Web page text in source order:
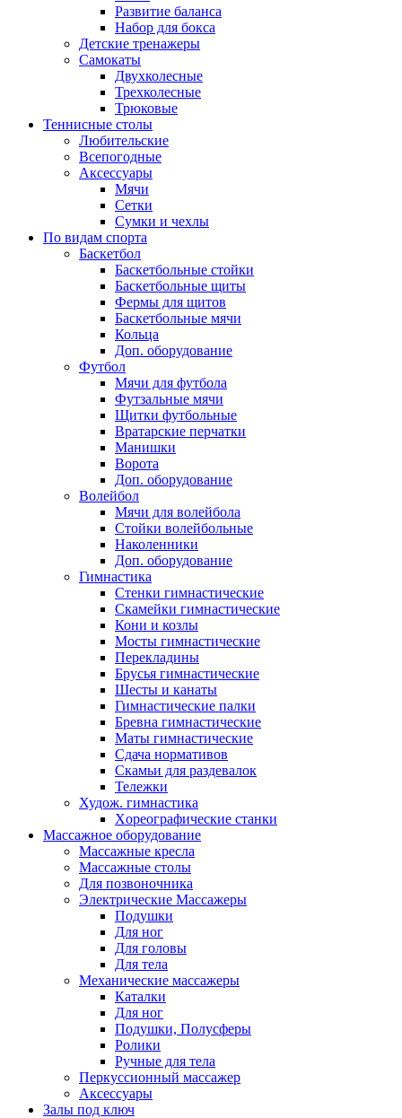
Развитие баланса
Набор для бокса
Детские тренажеры
Самокаты
Двухколесные
Трехколесные
Трюковые
Теннисные столы
Любительские
Всепогодные
Аксессуары
Мячи
Сетки
Сумки и чехлы
По видам спорта
Баскетбол
Баскетбольные стойки
Баскетбольные щиты
Фермы для щитов
Баскетбольные мячи
Кольца
Доп. оборудование
Футбол
Мячи для футбола
Футзальные мячи
Щитки футбольные
Вратарские перчатки
Манишки
Ворота
Доп. оборудование
Волейбол
Мячи для волейбола
Стойки волейбольные
Наколенники
Доп. оборудование
Гимнастика
Стенки гимнастические
Скамейки гимнастические
Кони и козлы
Мосты гимнастические
Перекладины
Брусья гимнастические
Шесты и канаты
Гимнастические палки
Бревна гимнастические
Маты гимнастические
Сдача нормативов
Скамьи для раздевалок
Тележки
Худож. гимнастика
Xореографические станки
Массажное оборудование
Массажные кресла
Массажные столы
Для позвоночника
Электрические Массажеры
Подушки
Для ног
Для головы
Для тела
Механические массажеры
Каталки
Для ног
Подушки, Полусферы
Ролики
Ручные для тела
Перкуссионный массажер
Аксессуары
Залы под ключ